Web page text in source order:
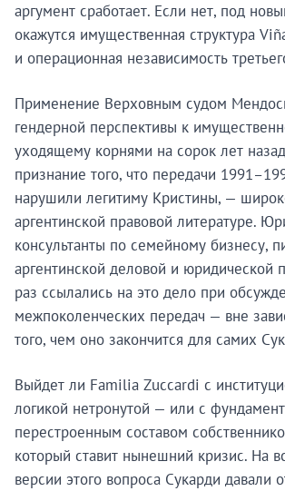
аргумент сработает. Если нет, под
окажутся имущественная структура
и операционная независимость
Применение Верховным судом
гендерной перспективы к
уходящему корнями на сорок лет
признание того, что передачи
нарушили легитиму Кристины, —
аргентинской правовой литературе.
консультанты по семейному бизнесу,
аргентинской деловой и юридической
раз ссылались на это дело при
межпоколенческих передач — вне
того, чем оно закончится для самих
Выйдет ли Familia Zuccardi с
логикой нетронутой — или с
перестроенным составом
который ставит нынешний кризис. На
версии этого вопроса Сукарди давали